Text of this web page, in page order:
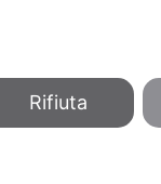
Rifiuta